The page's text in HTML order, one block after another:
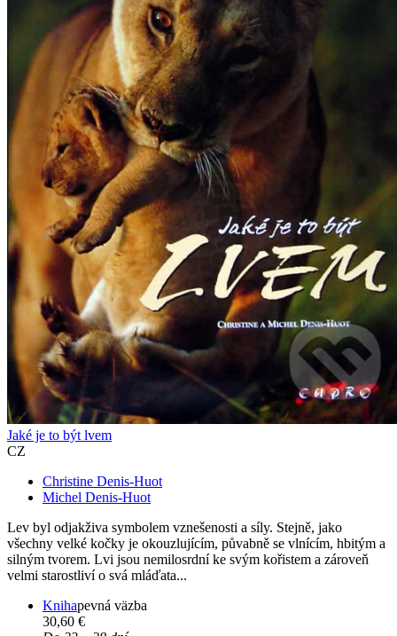
Jaké je to být lvem
CZ
Christine Denis-Huot
Michel Denis-Huot
Lev byl odjakživa symbolem vznešenosti a síly. Stejně, jako
všechny velké kočky je okouzlujícím, půvabně se vlnícím, hbitým a
silným tvorem. Lvi jsou nemilosrdní ke svým kořistem a zároveň
velmi starostliví o svá mláďata...
Knihapevná väzba
30,60 €